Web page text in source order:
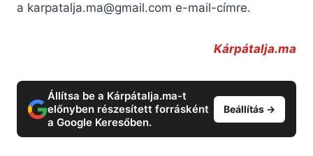
a karpatalja.ma@gmail.com e-mail-címre.
Kárpátalja.ma
Állítsa be a Kárpátalja.ma-t
előnyben részesített forrásként
a Google Keresőben.
Beállítás →